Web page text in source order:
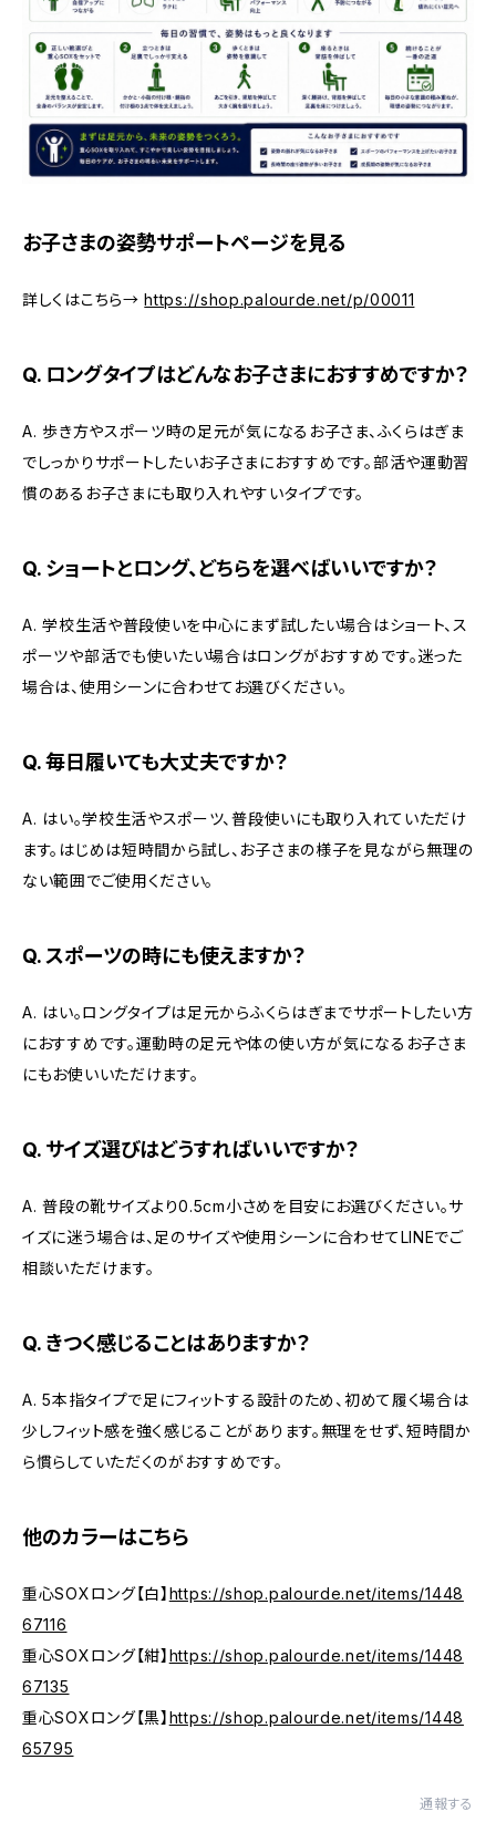
お子さまの姿勢サポートページを見る
詳しくはこちら→https://shop.palourde.net/p/00011
Q. ロングタイプはどんなお子さまにおすすめですか？
A. 歩き方やスポーツ時の足元が気になるお子さま、ふくらはぎま
でしっかりサポートしたいお子さまにおすすめです。部活や運動習
慣のあるお子さまにも取り入れやすいタイプです。
Q. ショートとロング、どちらを選べばいいですか？
A. 学校生活や普段使いを中心にまず試したい場合はショート、ス
ポーツや部活でも使いたい場合はロングがおすすめです。迷った
場合は、使用シーンに合わせてお選びください。
Q. 毎日履いても大丈夫ですか？
A. はい。学校生活やスポーツ、普段使いにも取り入れていただけ
ます。はじめは短時間から試し、お子さまの様子を見ながら無理の
ない範囲でご使用ください。
Q. スポーツの時にも使えますか？
A. はい。ロングタイプは足元からふくらはぎまでサポートしたい方
におすすめです。運動時の足元や体の使い方が気になるお子さま
にもお使いいただけます。
Q. サイズ選びはどうすればいいですか？
A. 普段の靴サイズより0.5cm小さめを目安にお選びください。サ
イズに迷う場合は、足のサイズや使用シーンに合わせてLINEでご
相談いただけます。
Q. きつく感じることはありますか？
A. 5本指タイプで足にフィットする設計のため、初めて履く場合は
少しフィット感を強く感じることがあります。無理をせず、短時間か
ら慣らしていただくのがおすすめです。
他のカラーはこちら
重心SOXロング【白】 https://shop.palourde.net/items/1448
67116
重心SOXロング【紺】 https://shop.palourde.net/items/1448
67135
重心SOXロング【黒】 https://shop.palourde.net/items/1448
65795
通報する